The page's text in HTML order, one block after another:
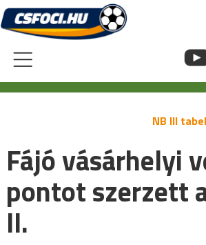
Skip
to
content
NB III
Fájó vásárhelyi
pontot szerzett
II.